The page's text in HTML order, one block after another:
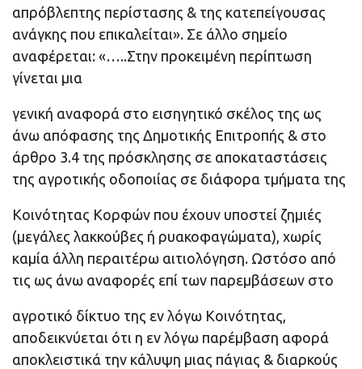
απρόβλεπτης περίστασης & της κατεπείγουσας
ανάγκης που επικαλείται». Σε άλλο σημείο
αναφέρεται: «…..Στην προκειμένη περίπτωση
γίνεται μια
γενική αναφορά στο εισηγητικό σκέλος της ως
άνω απόφασης της Δημοτικής Επιτροπής & στο
άρθρο 3.4 της πρόσκλησης σε αποκαταστάσεις
της αγροτικής οδοποιίας σε διάφορα τμήματα της
Κοινότητας Κορφών που έχουν υποστεί ζημιές
(μεγάλες λακκούβες ή ρυακοφαγώματα), χωρίς
καμία άλλη περαιτέρω αιτιολόγηση. Ωστόσο από
τις ως άνω αναφορές επί των παρεμβάσεων στο
αγροτικό δίκτυο της εν λόγω Κοινότητας,
αποδεικνύεται ότι η εν λόγω παρέμβαση αφορά
αποκλειστικά την κάλυψη μιας πάγιας & διαρκούς